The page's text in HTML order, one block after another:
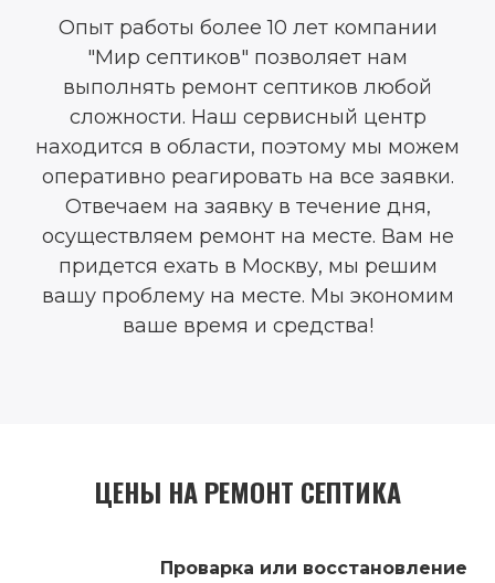
Опыт работы более 10 лет компании
"Мир септиков" позволяет нам
выполнять ремонт септиков любой
сложности. Наш сервисный центр
находится в области, поэтому мы можем
оперативно реагировать на все заявки.
Отвечаем на заявку в течение дня,
осуществляем ремонт на месте. Вам не
придется ехать в Москву, мы решим
вашу проблему на месте. Мы экономим
ваше время и средства!
ЦЕНЫ НА РЕМОНТ СЕПТИКА
Проварка или восстановление